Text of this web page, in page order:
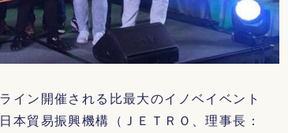
イン開催される比最大のイノベイベント
貿易振興機構（ＪＥＴＲＯ、理事長：